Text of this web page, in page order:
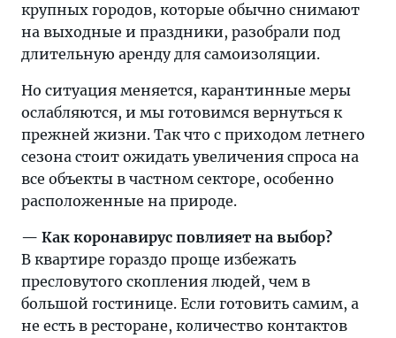
крупных городов, которые обычно снимают
на выходные и праздники, разобрали под
длительную аренду для самоизоляции.
Но ситуация меняется, карантинные меры
ослабляются, и мы готовимся вернуться к
прежней жизни. Так что с приходом летнего
сезона стоит ожидать увеличения спроса на
все объекты в частном секторе, особенно
расположенные на природе.
— Как коронавирус повлияет на выбор?
В квартире гораздо проще избежать
пресловутого скопления людей, чем в
большой гостинице. Если готовить самим, а
не есть в ресторане, количество контактов